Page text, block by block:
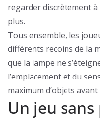
regarder discrètement
plus.
Tous ensemble, les
différents recoins de la
que la lampe ne
l’emplacement et du
maximum d’objets
Un jeu